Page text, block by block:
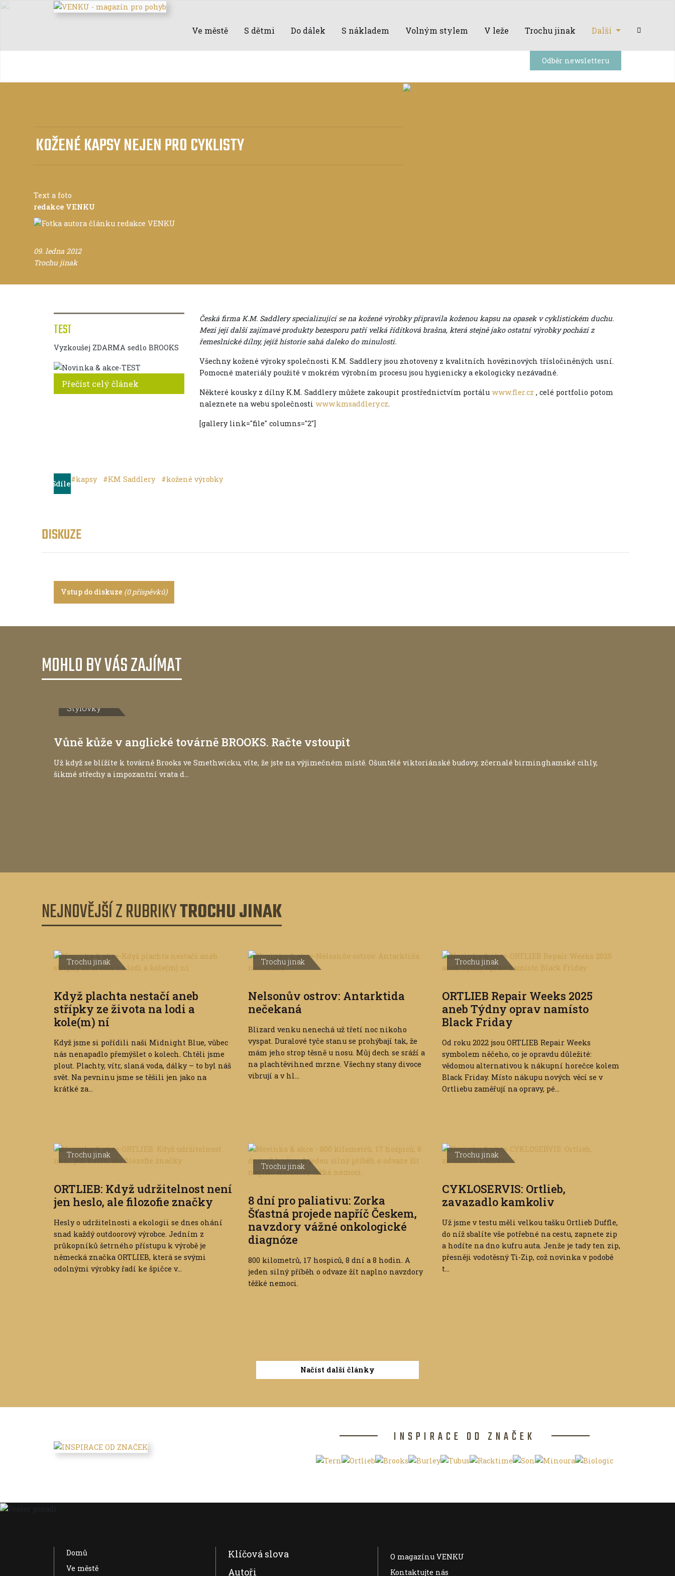
Ve městě S dětmi Do dálek S nákladem Volným stylem V leže Trochu jinak Další
Odběr newsletteru
KOŽENÉ KAPSY NEJEN PRO CYKLISTY
Text a foto
redakce VENKU
09. ledna 2012
Trochu jinak
TEST
Vyzkoušej ZDARMA sedlo BROOKS
Přečíst celý článek
Česká firma K.M. Saddlery specializující se na kožené výrobky připravila koženou kapsu na opasek v cyklistickém duchu.
Mezi její další zajímavé produkty bezesporu patří velká řídítková brašna, která stejně jako ostatní výrobky pochází z
řemeslnické dílny, jejíž historie sahá daleko do minulosti.
Všechny kožené výroky společnosti K.M. Saddlery jsou zhotoveny z kvalitních hovězinových třísločiněných usní.
Pomocné materiály použité v mokrém výrobním procesu jsou hygienicky a ekologicky nezávadné.
Některé kousky z dílny K.M. Saddlery můžete zakoupit prostřednictvím portálu www.fler.cz , celé portfolio potom
naleznete na webu společnosti www.kmsaddlery.cz.
[gallery link="file" columns="2"]
Sdílet#kapsy #KM Saddlery #kožené výrobky
DISKUZE
Vstup do diskuze (0 příspěvků)
MOHLO BY VÁS ZAJÍMAT
Stylovky
Vůně kůže v anglické továrně BROOKS. Račte vstoupit
Už když se blížíte k továrně Brooks ve Smethwicku, víte, že jste na výjimečném místě. Ošuntělé viktoriánské budovy, zčernalé birminghamské cihly,
šikmé střechy a impozantní vrata d...
NEJNOVĚJŠÍ Z RUBRIKYTROCHU JINAK
Trochu jinak
Když plachta nestačí aneb
střípky ze života na lodi a
kole(m) ní
Když jsme si pořídili naši Midnight Blue, vůbec
nás nenapadlo přemýšlet o kolech. Chtěli jsme
plout. Plachty, vítr, slaná voda, dálky – to byl náš
svět. Na pevninu jsme se těšili jen jako na
krátké za...
Trochu jinak
Nelsonův ostrov: Antarktida
nečekaná
Blizard venku nenechá už třetí noc nikoho
vyspat. Duralové tyče stanu se prohýbají tak, že
mám jeho strop těsně u nosu. Můj dech se sráží a
na plachtěvihned mrzne. Všechny stany divoce
vibrují a v hl...
Trochu jinak
ORTLIEB Repair Weeks 2025
aneb Týdny oprav namísto
Black Friday
Od roku 2022 jsou ORTLIEB Repair Weeks
symbolem něčeho, co je opravdu důležité:
vědomou alternativou k nákupní horečce kolem
Black Friday. Místo nákupu nových věcí se v
Ortliebu zaměřují na opravy, pé...
Trochu jinak
ORTLIEB: Když udržitelnost není
jen heslo, ale filozofie značky
Hesly o udržitelnosti a ekologii se dnes ohání
snad každý outdoorový výrobce. Jedním z
průkopníků šetrného přístupu k výrobě je
německá značka ORTLIEB, která se svými
odolnými výrobky řadí ke špičce v...
Trochu jinak
8 dní pro paliativu: Zorka
Šťastná projede napříč Českem,
navzdory vážné onkologické
diagnóze
800 kilometrů, 17 hospiců, 8 dní a 8 hodin. A
jeden silný příběh o odvaze žít naplno navzdory
těžké nemoci.
Trochu jinak
CYKLOSERVIS: Ortlieb,
zavazadlo kamkoliv
Už jsme v testu měli velkou tašku Ortlieb Duffle,
do níž sbalíte vše potřebné na cestu, zapnete zip
a hodíte na dno kufru auta. Jenže je tady ten zip,
přesněji vodotěsný Ti-Zip, což novinka v podobě
t...
Načíst další články
INSPIRACE OD ZNAČEK
Domů
Ve městě
Klíčová slova
Autoři
O magazínu VENKU
Kontaktujte nás